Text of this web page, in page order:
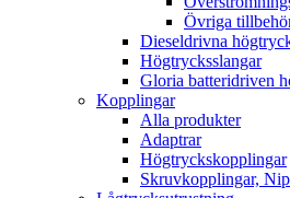
Övriga
Dieseldrivna
Högtrycksslangar
Gloria batteridriven
Kopplingar
Alla produkter
Adaptrar
Högtryckskopplingar
Skruvkopplingar,